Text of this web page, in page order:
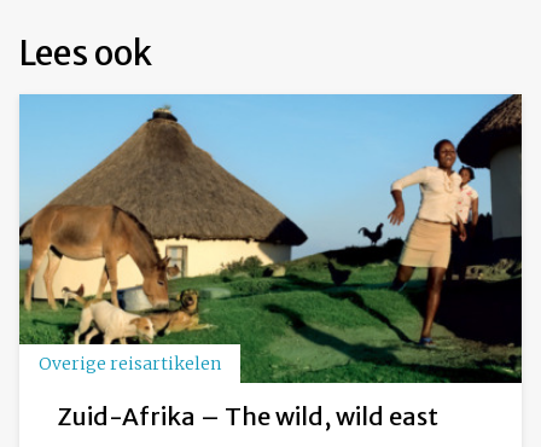
Lees ook
Overige reisartikelen
Zuid-Afrika – The wild, wild east